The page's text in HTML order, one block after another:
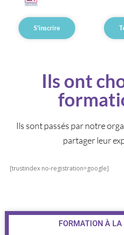
S'inscrire
Ils ont
Ils sont passés par notre
partager leur
[trustindex no-registration=google]
FORMATION À LA